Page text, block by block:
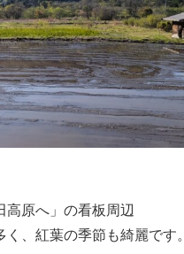
高原へ」の看板周辺
、紅葉の季節も綺麗です。